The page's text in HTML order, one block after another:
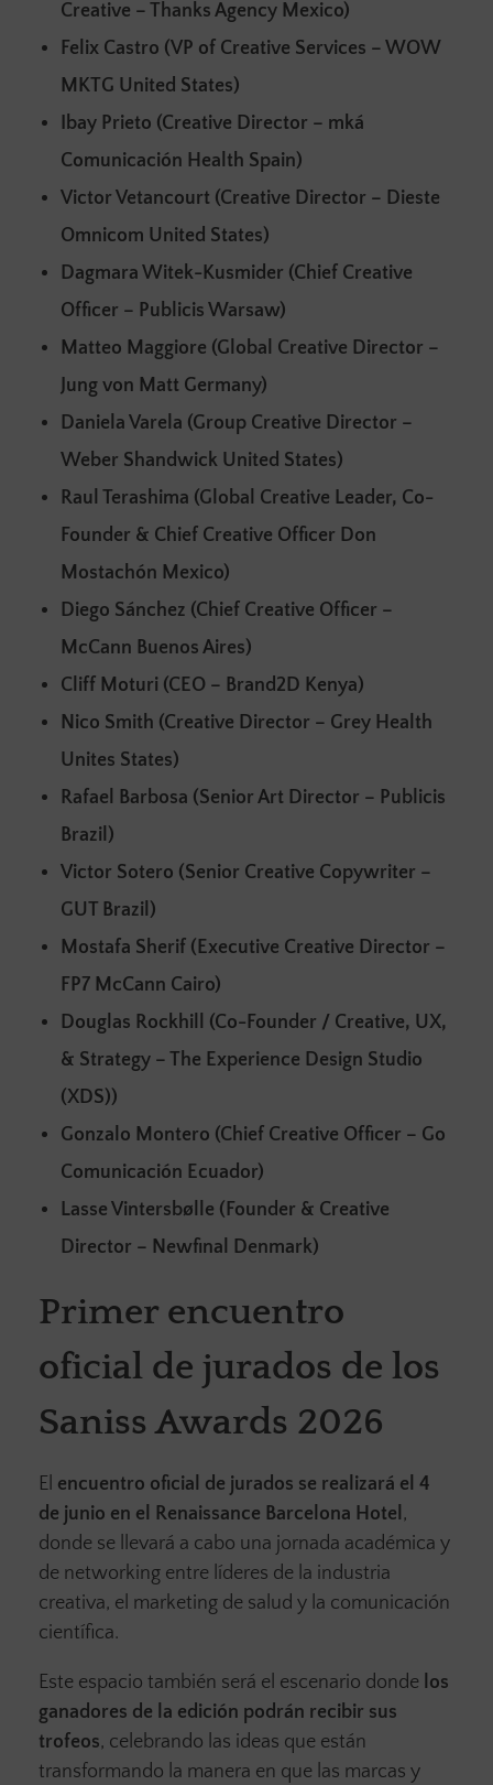
Creative – Thanks Agency Mexico)
Felix Castro (VP of Creative Services – WOW
MKTG United States)
Ibay Prieto (Creative Director – mká
Comunicación Health Spain)
Victor Vetancourt (Creative Director – Dieste
Omnicom United States)
Dagmara Witek-Kusmider (Chief Creative
Officer – Publicis Warsaw)
Matteo Maggiore (Global Creative Director –
Jung von Matt Germany)
Daniela Varela (Group Creative Director –
Weber Shandwick United States)
Raul Terashima (Global Creative Leader, Co-
Founder & Chief Creative Officer Don
Mostachón Mexico)
Diego Sánchez (Chief Creative Officer –
McCann Buenos Aires)
Cliff Moturi (CEO – Brand2D Kenya)
Nico Smith (Creative Director – Grey Health
Unites States)
Rafael Barbosa (Senior Art Director – Publicis
Brazil)
Victor Sotero (Senior Creative Copywriter –
GUT Brazil)
Mostafa Sherif (Executive Creative Director –
FP7 McCann Cairo)
Douglas Rockhill (Co-Founder / Creative, UX,
& Strategy – The Experience Design Studio
(XDS))
Gonzalo Montero (Chief Creative Officer – Go
Comunicación Ecuador)
Lasse Vintersbølle (Founder & Creative
Director – Newfinal Denmark)
Primer encuentro
oficial de jurados de los
Saniss Awards 2026
El encuentro oficial de jurados se realizará el 4
de junio en el Renaissance Barcelona Hotel,
donde se llevará a cabo una jornada académica y
de networking entre líderes de la industria
creativa, el marketing de salud y la comunicación
científica.
Este espacio también será el escenario donde los
ganadores de la edición podrán recibir sus
trofeos, celebrando las ideas que están
transformando la manera en que las marcas y